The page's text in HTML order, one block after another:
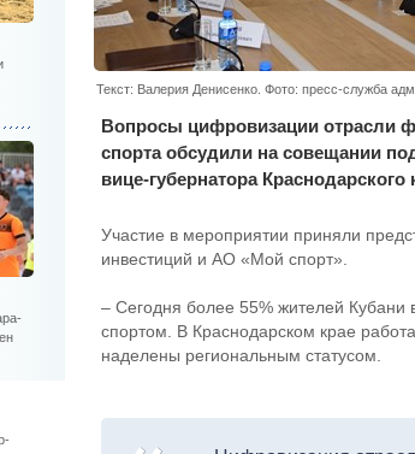
Текст: Валерия Денисенко. Фото: пресс-служба
Вопросы цифровизации отрасли
спорта обсудили на совещании
вице-губернатора
Участие в мероприятии приняли
инвестиций и АО «Мой спорт».
– Сегодня более 55% жителей Кубани
спортом. В Краснодарском крае
наделены региональным статусом.